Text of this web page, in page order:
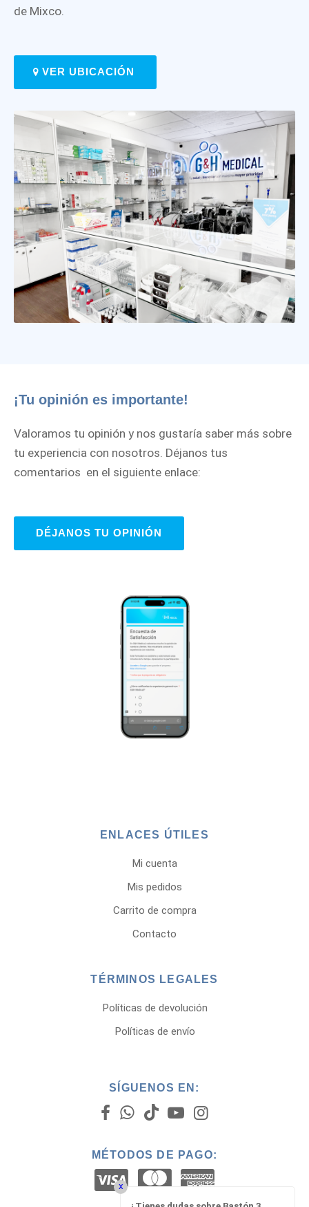
de Mixco.
VER UBICACIÓN
¡Tu opinión es importante!
Valoramos tu opinión y nos gustaría saber más sobre
tu experiencia con nosotros. Déjanos tus
comentarios en el siguiente enlace:
DÉJANOS TU OPINIÓN
ENLACES ÚTILES
Mi cuenta
Mis pedidos
Carrito de compra
Contacto
TÉRMINOS LEGALES
Políticas de devolución
Políticas de envío
SÍGUENOS EN:
MÉTODOS DE PAGO:
x